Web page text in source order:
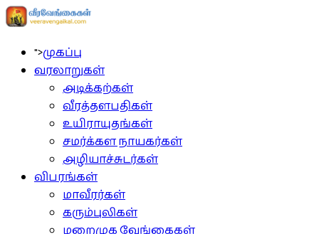
">முகப்பு
வரலாறுகள்
அடிக்கற்கள்
வீரத்தளபதிகள்
உயிராயுதங்கள்
சமர்க்கள நாயகர்கள்
அழியாச்சுடர்கள்
விபரங்கள்
மாவீரர்கள்
கரும்புலிகள்